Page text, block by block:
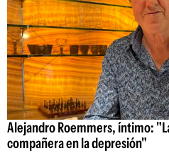
Alejandro Roemmers, íntimo:
compañera en la depresión"